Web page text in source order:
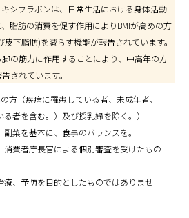
シフラボンは、日常生活における身体活動
脂肪の消費を促す作用によりBMIが高めの方
下脂肪)を減らす機能が報告されています。
の筋力に作用することにより、中高年の方
されています。
方（疾病に罹患している者、未成年者、
者を含む。）及び授乳婦を除く。）
菜を基本に、食事のバランスを。
費者庁長官による個別審査を受けたもの
、予防を目的としたものではありませ